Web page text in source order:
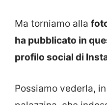
Ma torniamo alla
ha pubblicato in
profilo social di
Possiamo vederla,